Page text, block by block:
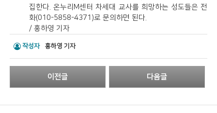
집한다. 온누리M센터 차세대 교사를 희망하는 성도들은 전
화(010-5858-4371)로 문의하면 된다.
/ 홍하영 기자
작성자 홍하영 기자
이전글 다음글